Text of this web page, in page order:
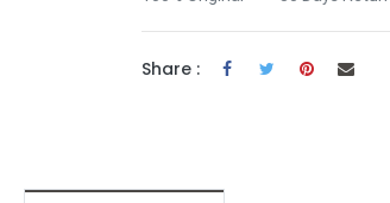
Share :